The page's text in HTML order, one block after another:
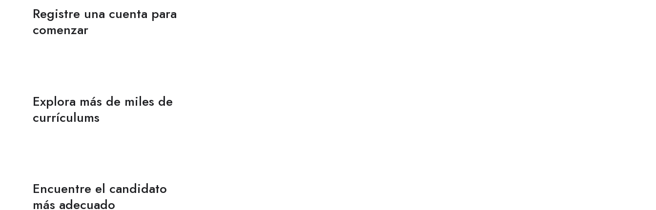
Registre una cuenta para
comenzar
Explora más de miles de
currículums
Encuentre el candidato
más adecuado